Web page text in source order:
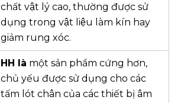
chất vật lý cao, thường được sử
dụng trong vật liệu làm kín hay
giảm rung xóc.
HH là một sản phẩm cứng hơn,
chủ yếu được sử dụng cho các
tấm lót chân của các thiết bị âm